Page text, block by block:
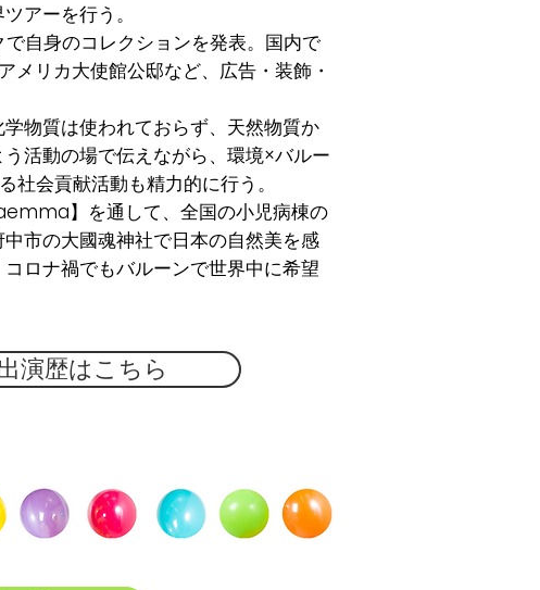
アーを行う。
自身のコレクションを発表。国内で
リカ大使館公邸など、広告・装飾・
物質は使われておらず、天然物質か
活動の場で伝えながら、環境×バルー
会貢献活動も精力的に行う。
】を通して、全国の小児病棟の
市の大國魂神社で日本の自然美を感
ロナ禍でもバルーンで世界中に希望
演歴はこちら